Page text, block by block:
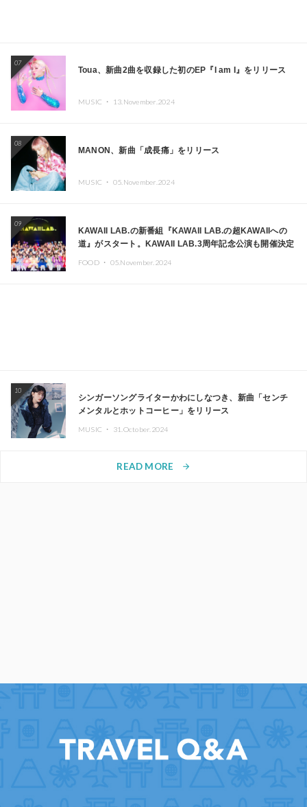
07
Toua、新曲2曲を収録した初のEP『I am I』をリリース
MUSIC ・ 13.November.2024
08
MANON、新曲「成長痛」をリリース
MUSIC ・ 05.November.2024
09
KAWAII LAB.の新番組『KAWAII LAB.の超KAWAIIへの
道』がスタート。KAWAII LAB.3周年記念公演も開催決定
FOOD ・ 05.November.2024
10
シンガーソングライターかわにしなつき、新曲「センチ
メンタルとホットコーヒー」をリリース
MUSIC ・ 31.October.2024
READ MORE arrow_forward